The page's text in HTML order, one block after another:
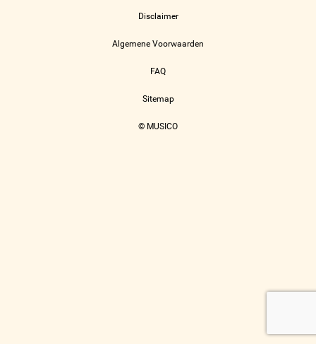
Disclaimer
Algemene Voorwaarden
FAQ
Sitemap
© MUSICO